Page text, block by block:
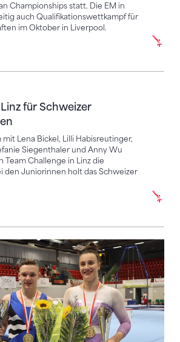
Championships statt. Die EM in
auch Qualifikationswettkampf für
im Oktober in Liverpool.
für Schweizer
mit Lena Bickel, Lilli Habisreutinger,
Siegenthaler und Anny Wu
Team Challenge in Linz die
den Juniorinnen holt das Schweizer
für Schweizer Kunstturnerinnen
bleibt in der Ostschweiz